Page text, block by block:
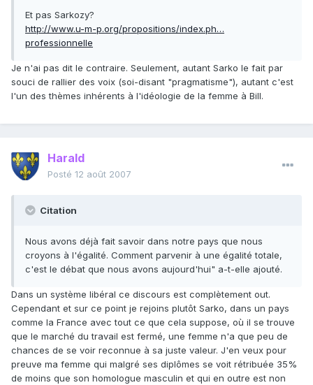
Et pas Sarkozy?
http://www.u-m-p.org/propositions/index.ph…
professionnelle
Je n'ai pas dit le contraire. Seulement, autant Sarko le fait par
souci de rallier des voix (soi-disant "pragmatisme"), autant c'est
l'un des thèmes inhérents à l'idéologie de la femme à Bill.
Harald
Posté 12 août 2007
Citation
Nous avons déjà fait savoir dans notre pays que nous
croyons à l'égalité. Comment parvenir à une égalité totale,
c'est le débat que nous avons aujourd'hui" a-t-elle ajouté.
Dans un système libéral ce discours est complètement out.
Cependant et sur ce point je rejoins plutôt Sarko, dans un pays
comme la France avec tout ce que cela suppose, où il se trouve
que le marché du travail est fermé, une femme n'a que peu de
chances de se voir reconnue à sa juste valeur. J'en veux pour
preuve ma femme qui malgré ses diplômes se voit rétribuée 35%
de moins que son homologue masculin et qui en outre est non